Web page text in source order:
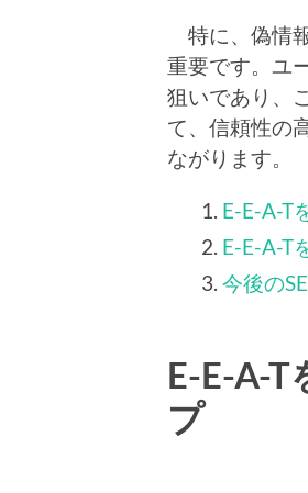
特に、偽情
重要です。ユ
狙いであり、
て、信頼性の
ながります。
E-E-A-T
E-E-A-T
今後の
E-E-A-
プ